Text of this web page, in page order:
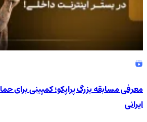
معرفی مسابقه بزرگ پراپکو؛ کمپینی برای
ایرانی